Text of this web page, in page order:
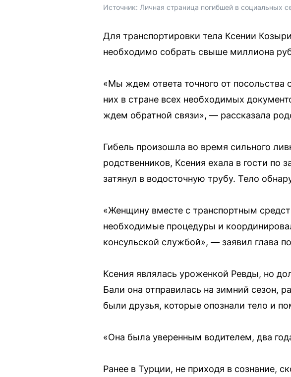
Источник: Личная страница погибшей в социальных
Для транспортировки тела Ксении
необходимо собрать свыше миллиона
«Мы ждем ответа точного от
них в стране всех необходимых
ждем обратной связи», — рассказала
Гибель произошла во время сильного
родственников, Ксения ехала в гости по
затянул в водосточную трубу. Тело
«Женщину вместе с транспортным
необходимые процедуры и
консульской службой», — заявил глава
Ксения являлась уроженкой Ревды, но
Бали она отправилась на зимний сезон,
были друзья, которые опознали тело и
«Она была уверенным водителем, два
Ранее в Турции, не приходя в сознание,